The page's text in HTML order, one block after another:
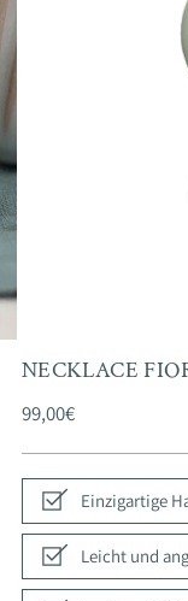
NECKLACE
Regular
99,00€
Einzigartige
Leicht und